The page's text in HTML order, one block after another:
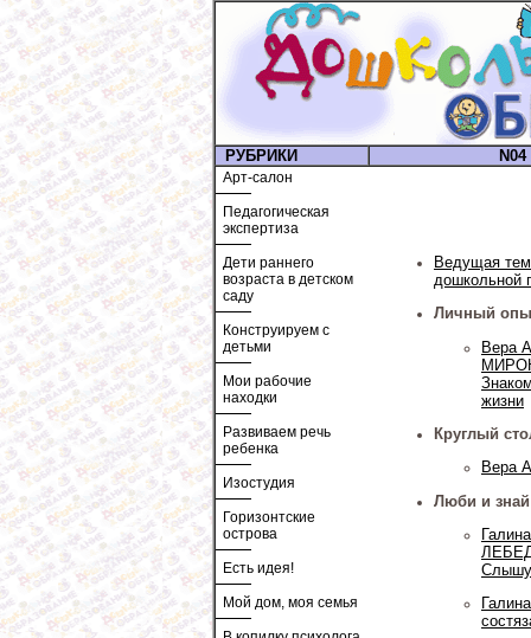
РУБРИКИ
Арт-салон
Педагогическая
экспертиза
Дети раннего
возраста в детском
саду
Конструируем с
детьми
Мои рабочие
находки
Развиваем речь
ребенка
Изостудия
Горизонтские
острова
Есть идея!
Мой дом, моя семья
Ведущая
дошкольной
Личный
Вера
жизни
Круглый
Вера
Люби и